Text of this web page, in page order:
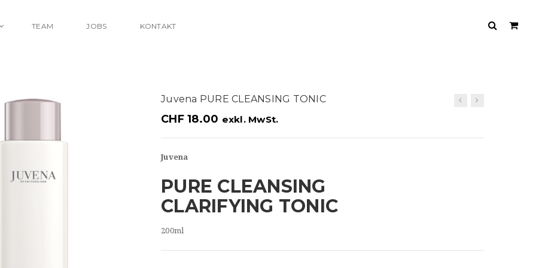
TEAM JOBS KONTAKT
Juvena PURE CLEANSING TONIC
CHF18.00 exkl. MwSt.
Juvena
PURE CLEANSING
CLARIFYING TONIC
200ml